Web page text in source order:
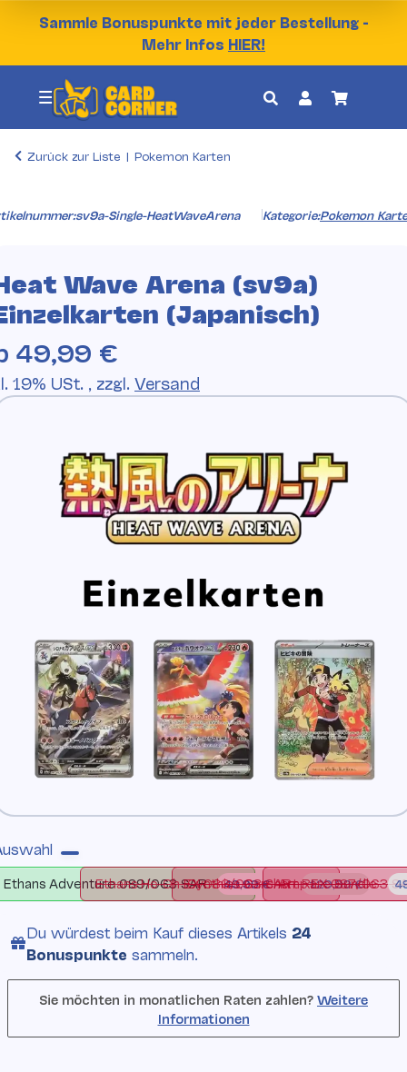
Sammle Bonuspunkte mit jeder Bestellung -
Mehr Infos HIER!
Zurück zur Liste Pokemon Karten
sv9a-Single-HeatWaveArena Kategorie:Pokemon
Wave Arena (sv9a)
(Japanisch)
49,99 €
19% USt. , zzgl. Versand
Ethans Adventure 089/063 SAREthans Adventure 089/063
49,99 €
Ethans Ho-Oh EX 086/063 SAREthans Ho-Oh
129,99 €
Cynthias Garchomp EX 087/063
Art Rare BundleArt
Du würdest beim Kauf dieses Artikels 24
Bonuspunkte sammeln.
Sie möchten in monatlichen Raten zahlen? Weitere
Informationen